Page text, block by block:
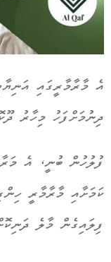
އެ މާރާމާރީގައި
ދިނުމަށްފަހު މިހާރު
ފުލުހުން ބުނީ، އެ
ކަމަށާއި މާރާމާރީ
ފިލައިގެން މާލެ